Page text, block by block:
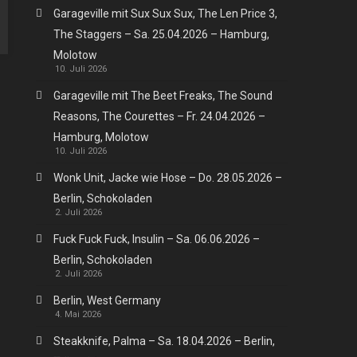
Garageville mit Sux Sux Sux, The Len Price 3,
The Staggers – Sa. 25.04.2026 – Hamburg,
Molotow
10. Juli 2026
Garageville mit The Beet Freaks, The Sound
Reasons, The Courettes – Fr. 24.04.2026 –
Hamburg, Molotow
10. Juli 2026
Wonk Unit, Jacke wie Hose – Do. 28.05.2026 –
Berlin, Schokoladen
2. Juli 2026
Fuck Fuck Fuck, Insulin – Sa. 06.06.2026 –
Berlin, Schokoladen
2. Juli 2026
Berlin, West Germany
4. Mai 2026
Steakknife, Palma – Sa. 18.04.2026 – Berlin,